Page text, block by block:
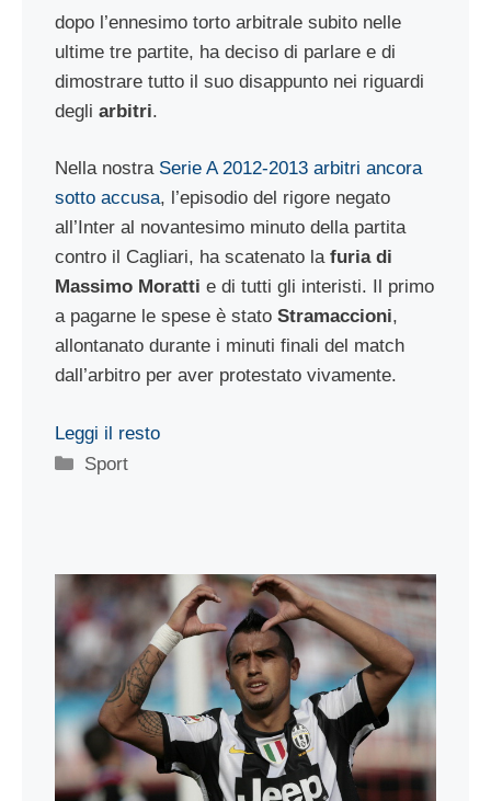
dopo l’ennesimo torto arbitrale subito nelle
ultime tre partite, ha deciso di parlare e di
dimostrare tutto il suo disappunto nei riguardi
degli arbitri.
Nella nostra Serie A 2012-2013 arbitri ancora
sotto accusa, l’episodio del rigore negato
all’Inter al novantesimo minuto della partita
contro il Cagliari, ha scatenato lafuria di
Massimo Moratti e di tutti gli interisti. Il primo
a pagarne le spese è stato Stramaccioni,
allontanato durante i minuti finali del match
dall’arbitro per aver protestato vivamente.
Leggi il resto
Categorie
Sport